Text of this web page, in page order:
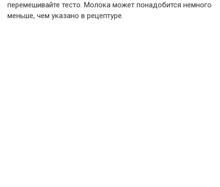
перемешивайте тесто. Молока может понадобится немного
меньше, чем указано в рецептуре.